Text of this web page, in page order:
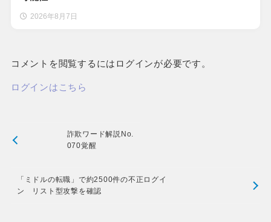
2026年8月7日
コメントを閲覧するにはログインが必要です。
ログインはこちら
詐欺ワード解説No.
070覚醒
「ミドルの転職」で約2500件の不正ログイ
ン リスト型攻撃を確認